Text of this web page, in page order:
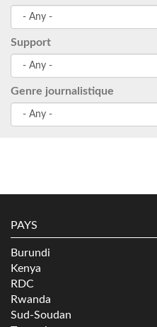
Support
Genre journalistique
PAYS
Burundi
Kenya
RDC
Rwanda
Sud-Soudan